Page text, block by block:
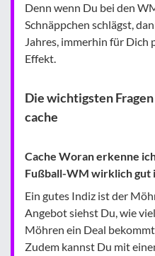
Denn wenn Du bei den
Schnäppchen schlägst,
Jahres, immerhin für Dich
Effekt.
Die wichtigsten
cache
Cache Woran erkenne
Fußball-WM wirklich gut
Ein gutes Indiz ist der
Angebot siehst Du, wie
Möhren ein Deal
Zudem kannst Du mit